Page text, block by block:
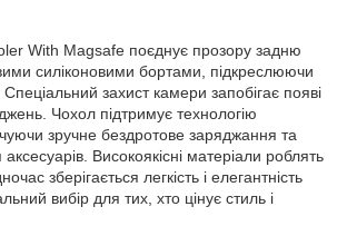
With Magsafe поєднує прозору задню
силіконовими бортами, підкреслюючи
захист камери запобігає появі
Чохол підтримує технологію
зручне бездротове заряджання та
Високоякісні матеріали роблять
зберігається легкість і елегантність
вибір для тих, хто цінує стиль і